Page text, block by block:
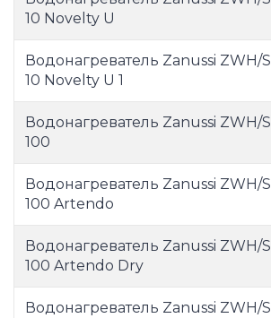
10 Novelty U
Водонагреватель Zanussi ZWH/S
10 Novelty U 1
Водонагреватель Zanussi ZWH/S
100
Водонагреватель Zanussi ZWH/S
100 Artendo
Водонагреватель Zanussi ZWH/S
100 Artendo Dry
Водонагреватель Zanussi ZWH/S